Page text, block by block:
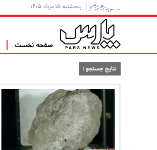
پنجشنبه ۱۵ مرداد ۱۴۰۵
صفحه نخست
نتایج جستجو :